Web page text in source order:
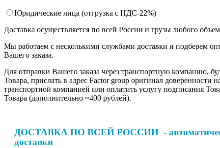
Юридические лица (отгрузка c НДС-22%)
Доставка осуществляется по всей России и грузы любого
Мы работаем с несколькими службами доставки и подберем
Вашего заказа.
Для отправки Вашего заказа через транспортную компанию,
Товара, прислать в адрес Factor group оригинал доверенности
транспортной компанией или оплатить услугу подписания
Товара (дополнительно ~400 рублей).
ДОСТАВКА ПО ВСЕЙ РОССИИ -
доставки